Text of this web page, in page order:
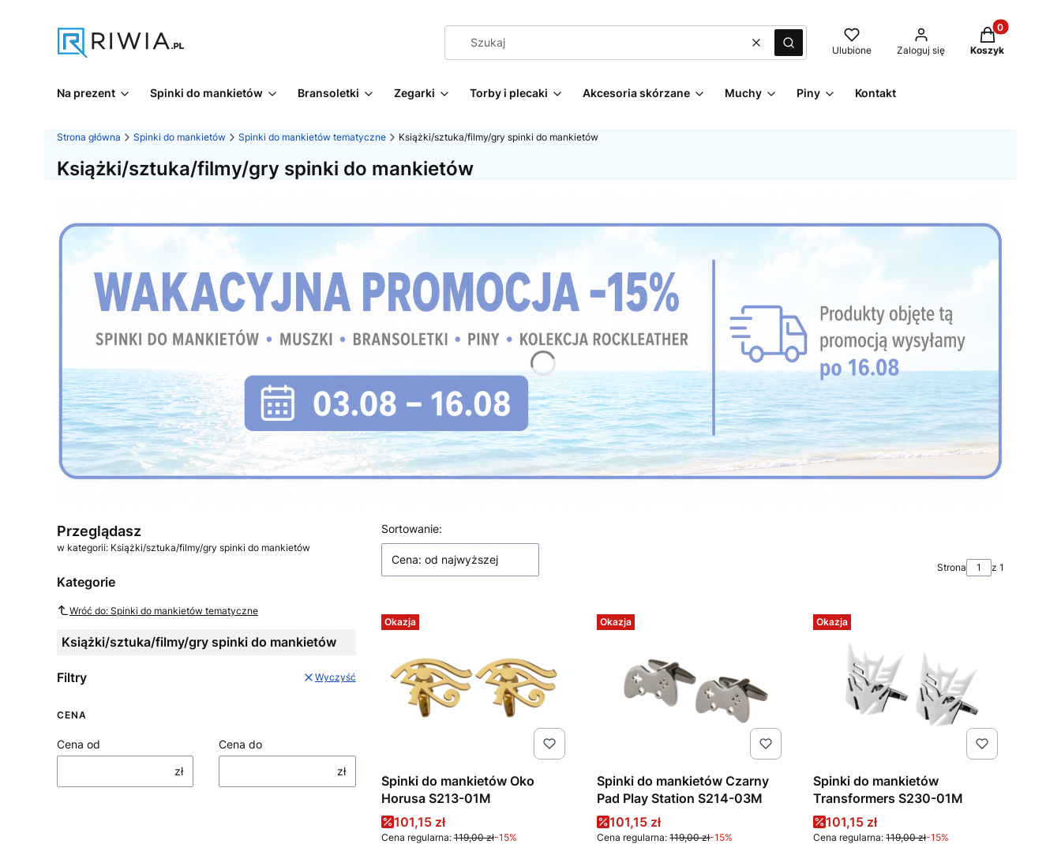
WyczyśćSzukaj Ulubione Zaloguj się
Produkty w
Koszyk
Na prezent Spinki do mankietów Bransoletki Zegarki Torby i plecaki Akcesoria skórzane Muchy Piny Kontakt
Strona główna Spinki do mankietów Spinki do mankietów tematyczne Książki/sztuka/filmy/gry spinki do mankietów
Książki/sztuka/filmy/gry spinki do mankietów
Przeglądasz
w kategorii: Książki/sztuka/filmy/gry spinki do mankietów
Kategorie
Wróć do: Spinki do mankietów tematyczne
Książki/sztuka/filmy/gry spinki do mankietów
Filtry Wyczyść
CENA
Cena od
zł
Cena do
zł
Lista produktów
Sortowanie:
Cena: od najwyższej
Strona z 1
Okazja
Spinki do mankietów Oko
Horusa S213-01M
Cena promocyjna
101,15 zł
Cena regularna: 119,00 zł-15%
Okazja
Spinki do mankietów Czarny
Pad Play Station S214-03M
Cena promocyjna
101,15 zł
Cena regularna: 119,00 zł-15%
Okazja
Spinki do mankietów
Transformers S230-01M
Cena promocyjna
101,15 zł
Cena regularna: 119,00 zł-15%